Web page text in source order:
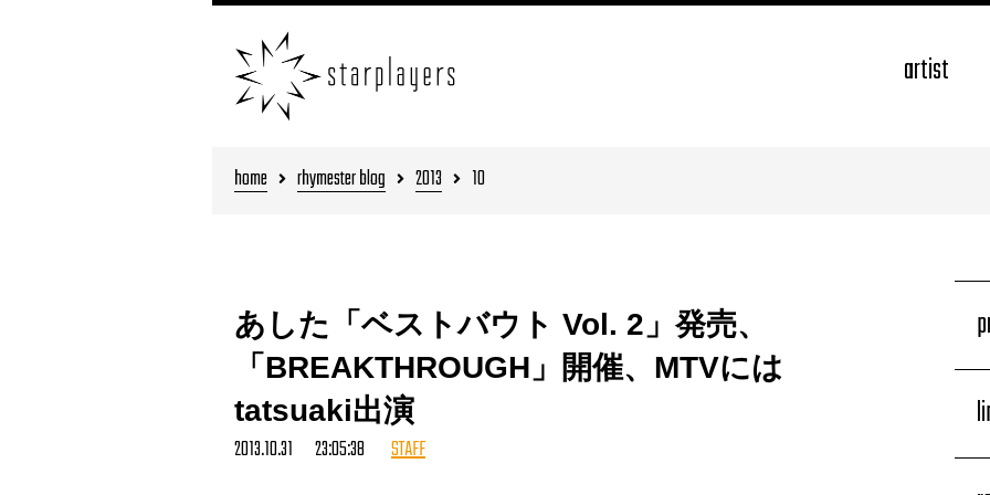
artist
home rhymester blog 2013 10
あした「ベストバウト Vol. 2」発売、
「BREAKTHROUGH」開催、MTVには
tatsuaki出演
2013.10.31 23:05:38 STAFF